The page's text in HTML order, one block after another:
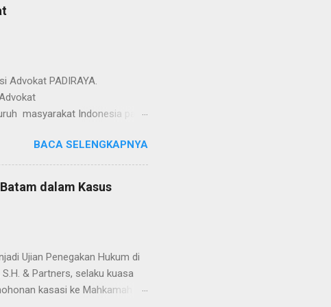
Advokat PADIRAYA.
masyarakat Indonesia pada
momentum penting
dalam kehidupan
sementara Tahun Baru
bersama dalam
BACA SELENGKAPNYA
dalam Kasus
Ujian Penegakan Hukum di
& Partners, selaku kuasa
kasasi ke Mahkamah